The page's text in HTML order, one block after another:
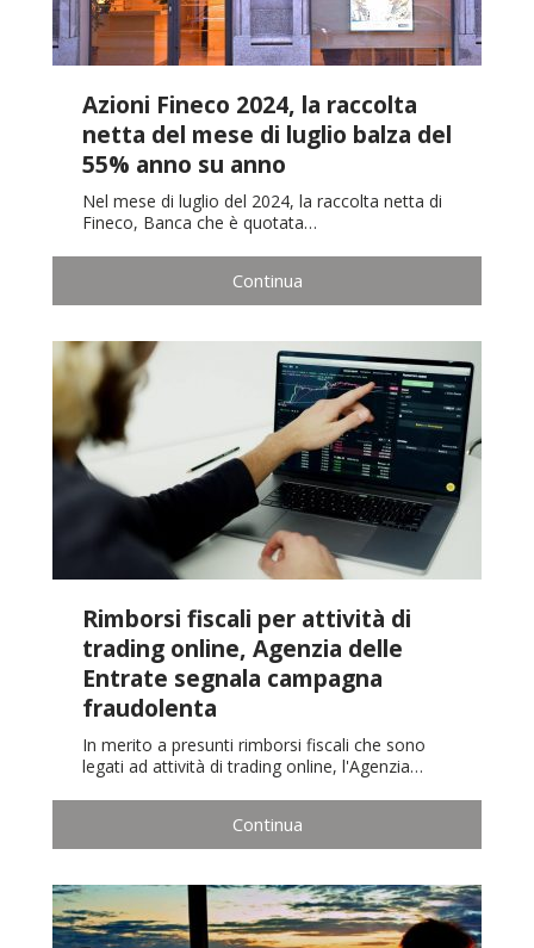
Azioni Fineco 2024, la raccolta
netta del mese di luglio balza del
55% anno su anno
Nel mese di luglio del 2024, la raccolta netta di
Fineco, Banca che è quotata…
Continua
Rimborsi fiscali per attività di
trading online, Agenzia delle
Entrate segnala campagna
fraudolenta
In merito a presunti rimborsi fiscali che sono
legati ad attività di trading online, l'Agenzia…
Continua